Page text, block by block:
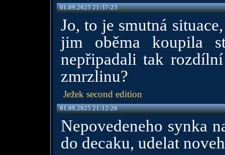
01.09.2025 21:37:23
Jo, to je smutná
jim oběma koupila
nepřipadali tak
zmrzlinu?
Ježek second edition
01.09.2025 21:12:26
Nepovedeneho synka
do decaku, udelat